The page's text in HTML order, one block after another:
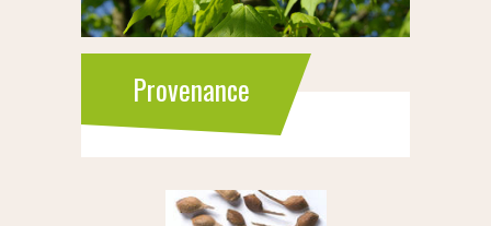
Provenance